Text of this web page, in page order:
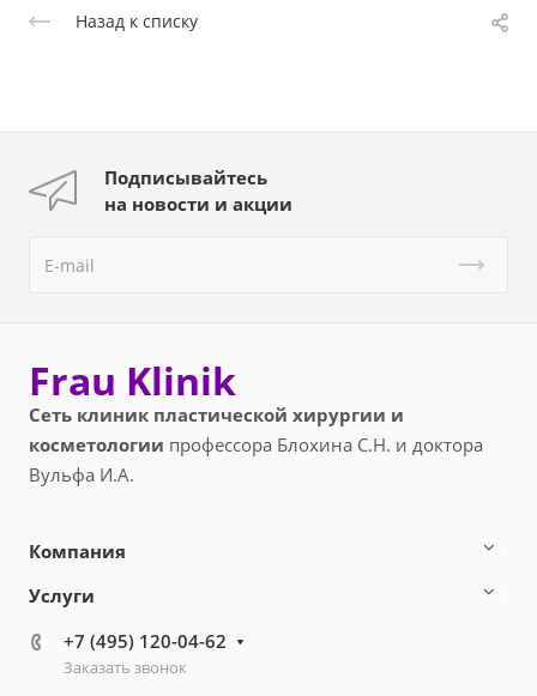
Назад к списку
Подписывайтесь
на новости и акции
Frau Klinik
Сеть клиник пластической хирургии и
косметологии профессора Блохина С.Н. и доктора
Вульфа И.А.
Компания
Услуги
+7 (495) 120-04-62
Заказать звонок